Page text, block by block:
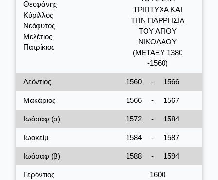
Θεοφάνης
Κύριλλος
Νεόφυτος
Μελέτιος
Πατρίκιος
ΤΡΙΠΤΥΧΑ ΚΑΙ
ΤΗΝ ΠΑΡΡΗΣΙΑ
ΤΟΥ ΑΓΙΟΥ
ΝΙΚΟΛΑΟΥ
(ΜΕΤΑΞΥ 1380
-1560)
Λεόντιος 1560 - 1566
Μακάριος 1566 - 1567
Ιωάσαφ (α) 1572 - 1584
Ιωακείμ 1584 - 1587
Ιωάσαφ (β) 1588 - 1594
Γερόντιος 1600